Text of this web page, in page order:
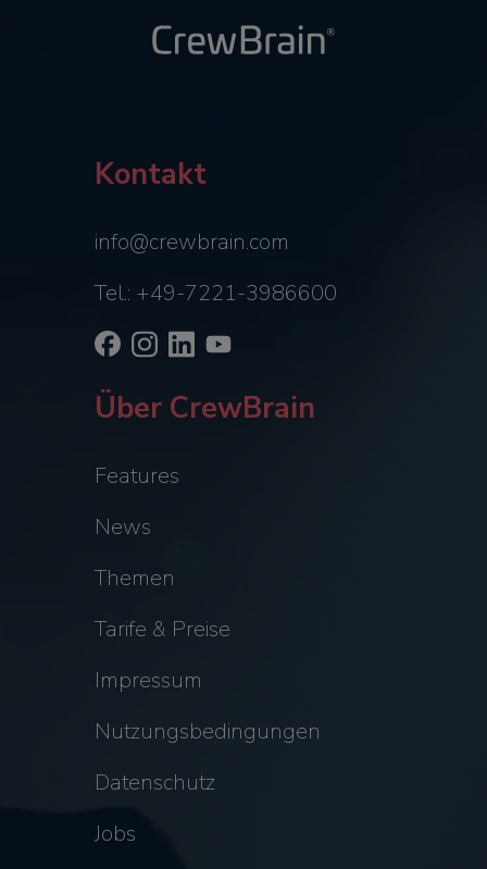
Kontakt
info@crewbrain.com
Tel.: +49-7221-3986600
Über CrewBrain
Features
News
Themen
Tarife & Preise
Impressum
Nutzungsbedingungen
Datenschutz
Jobs